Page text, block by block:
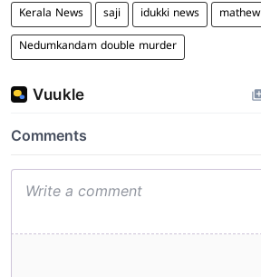
Kerala News saji idukki news mathew
Nedumkandam double murder